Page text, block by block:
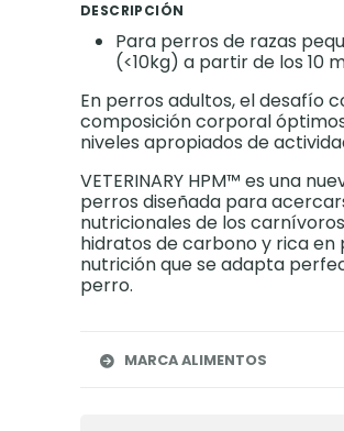
DESCRIPCIÓN
Para perros de razas
(<10kg) a partir de los 10
En perros adultos, el desafío
composición corporal
niveles apropiados de
VETERINARY HPM™ es una
perros diseñada para
nutricionales de los
hidratos de carbono y rica en
nutrición que se adapta
perro.
MARCA ALIMENTOS